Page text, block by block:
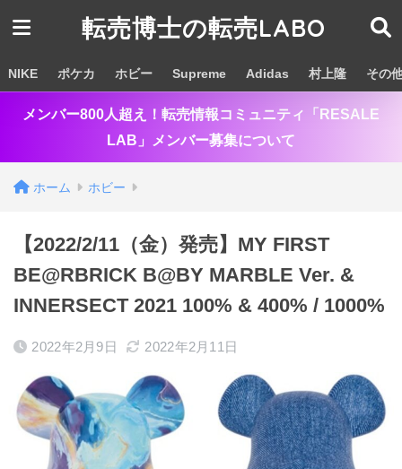
転売博士の転売LABO
NIKE ポケカ ホビー Supreme Adidas 村上隆 その
メンバー800人超え！転売情報コミュニティ「RESALE
LAB」メンバー募集について
ホーム ホビー
【2022/2/11（金）発売】MY FIRST
BE@RBRICK B@BY MARBLE Ver. &
INNERSECT 2021 100% & 400% / 1000%
2022年2月9日 2022年2月11日